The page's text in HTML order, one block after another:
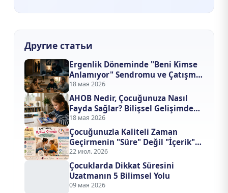
Другие статьи
Ergenlik Döneminde "Beni Kimse
Anlamıyor" Sendromu ve Çatışma
Çözme Yöntemleri
18 мая 2026
AHOB Nedir, Çocuğunuza Nasıl
Fayda Sağlar? Bilişsel Gelişimde
Yapay Zeka Devrimi
18 мая 2026
Çocuğunuzla Kaliteli Zaman
Geçirmenin "Süre" Değil "İçerik"
Formülü
22 июл. 2026
Çocuklarda Dikkat Süresini
Uzatmanın 5 Bilimsel Yolu
09 мая 2026